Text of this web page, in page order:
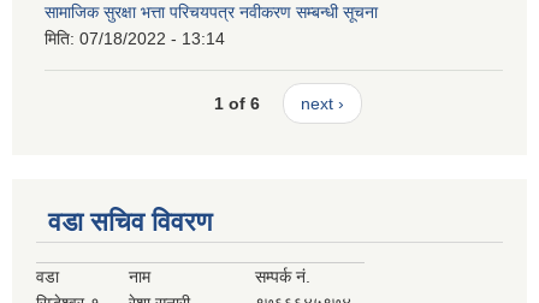
सामाजिक सुरक्षा भत्ता परिचयपत्र नवीकरण सम्बन्धी सूचना
मिति: 07/18/2022 - 13:14
1 of 6 next ›
वडा सचिव विवरण
वडा नाम
सम्पर्क नं.